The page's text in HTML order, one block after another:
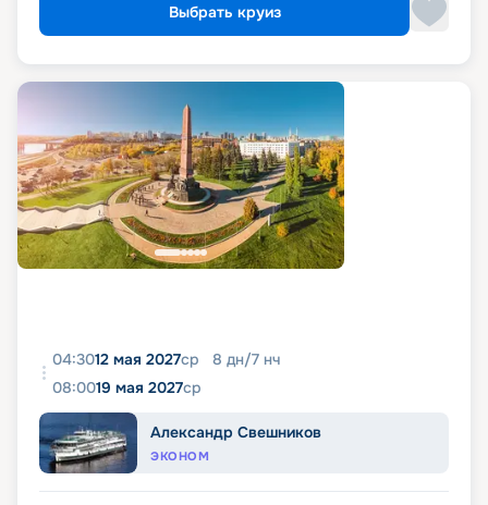
Выбрать круиз
04:3012 мая 2027ср 8 дн/7 нч
08:0019 мая 2027ср
Александр Свешников
ЭКОНОМ